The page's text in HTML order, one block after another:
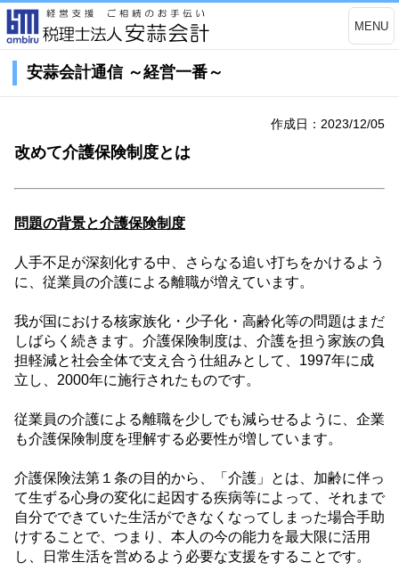
MENU
安蒜会計通信 ～経営一番～
作成日：2023/12/05
改めて介護保険制度とは
問題の背景と介護保険制度
人手不足が深刻化する中、さらなる追い打ちをかけるよう
に、従業員の介護による離職が増えています。
我が国における核家族化・少子化・高齢化等の問題はまだ
しばらく続きます。介護保険制度は、介護を担う家族の負
担軽減と社会全体で支え合う仕組みとして、 1997年に成
立し、 2000年に施行されたものです。
従業員の介護による離職を少しでも減らせるように、企業
も介護保険制度を理解する必要性が増しています。
介護保険法第１条の目的から、「介護」とは、加齢に伴っ
て生ずる心身の変化に起因する疾病等によって、それまで
自分でできていた生活ができなくなってしまった場合手助
けすることで、つまり、本人の今の能力を最大限に活用
し、日常生活を営めるよう必要な支援をすることです。